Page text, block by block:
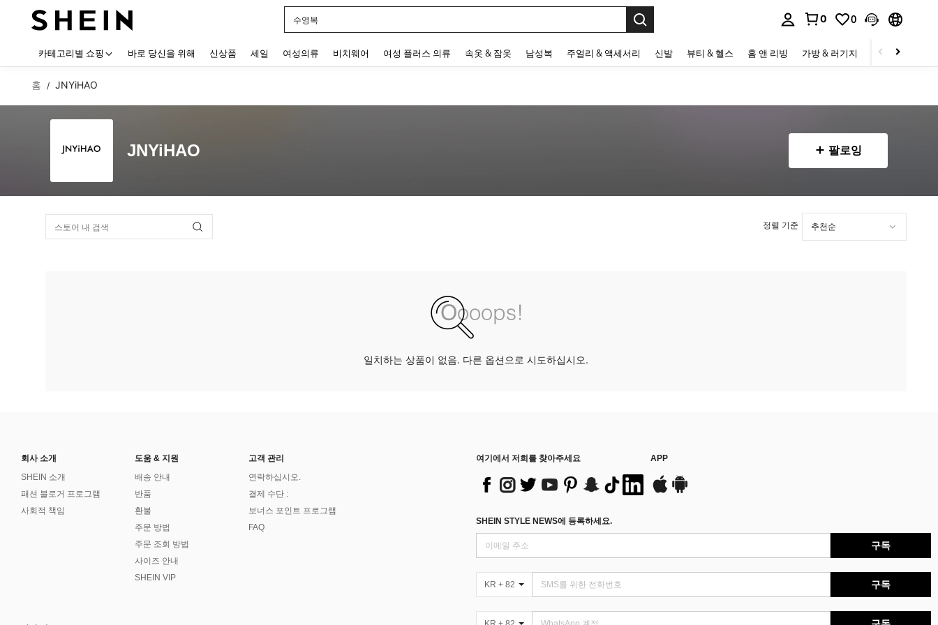
수영복
0 0
카테고리별 쇼핑 바로 당신을 위해 신상품 세일 여성의류 비치웨어 여성 플러스 의류 속옷 & 잠옷 남성복 주얼리 & 액세서리 신발 뷰티 & 헬스 홈 앤 리빙 가방 & 러기지 스포츠 & 아웃
홈 / JNYiHAO
JNYiHAO 팔로잉
정렬 기준
일치하는 상품이 없음. 다른 옵션으로 시도하십시오.
회사 소개
SHEIN 소개
패션 블로거 프로그램
사회적 책임
도움 & 지원
배송 안내
반품
환불
주문 방법
주문 조회 방법
사이즈 안내
SHEIN VIP
고객 관리
연락하십시오.
결제 수단 :
보너스 포인트 프로그램
FAQ
여기에서 저희를 찾아주세요 APP
SHEIN STYLE NEWS에 등록하세요.
구독
KR + 82 구독